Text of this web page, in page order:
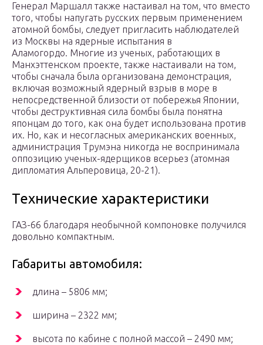
Генерал Маршалл также настаивал на том, что вместо
того, чтобы напугать русских первым применением
атомной бомбы, следует пригласить наблюдателей
из Москвы на ядерные испытания в
Аламогордо. Многие из ученых, работающих в
Манхэттенском проекте, также настаивали на том,
чтобы сначала была организована демонстрация,
включая возможный ядерный взрыв в море в
непосредственной близости от побережья Японии,
чтобы деструктивная сила бомбы была понятна
японцам до того, как она будет использована против
их. Но, как и несогласных американских военных,
администрация Трумэна никогда не воспринимала
оппозицию ученых-ядерщиков всерьез (атомная
дипломатия Альперовица, 20-21).
Технические характеристики
ГАЗ-66 благодаря необычной компоновке получился
довольно компактным.
Габариты автомобиля:
длина – 5806 мм;
ширина – 2322 мм;
высота по кабине с полной массой – 2490 мм;